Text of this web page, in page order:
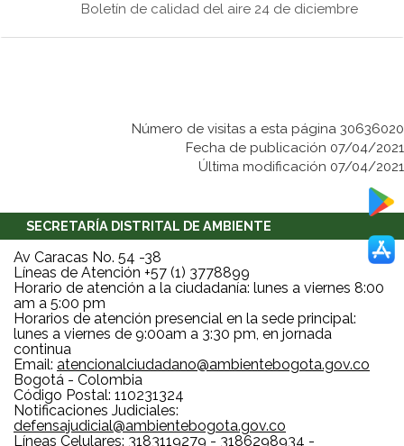
Boletín de calidad del aire 24 de diciembre
Número de visitas a esta página 30636020
Fecha de publicación 07/04/2021
Última modificación 07/04/2021
SECRETARÍA DISTRITAL DE AMBIENTE
Av Caracas No. 54 -38
Líneas de Atención +57 (1) 3778899
Horario de atención a la ciudadanía: lunes a viernes 8:00
am a 5:00 pm
Horarios de atención presencial en la sede principal:
lunes a viernes de 9:00am a 3:30 pm, en jornada
continua
Email: atencionalciudadano@ambientebogota.gov.co
Bogotá - Colombia
Código Postal: 110231324
Notificaciones Judiciales:
defensajudicial@ambientebogota.gov.co
Líneas Celulares: 3183119279 - 3186298934 -